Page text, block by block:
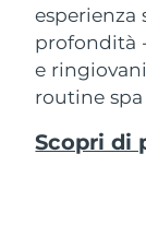
profondità
e
routine
Scopri di